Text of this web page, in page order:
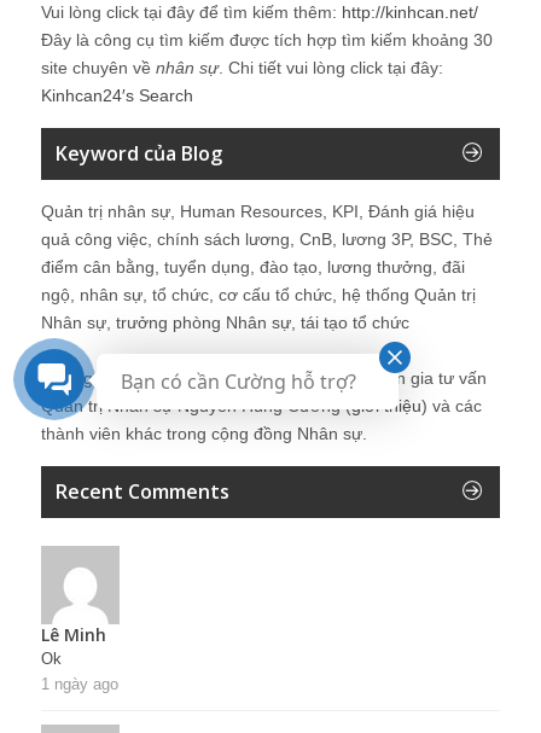
Vui lòng click tại đây để tìm kiếm thêm: http://kinhcan.net/
Đây là công cụ tìm kiếm được tích hợp tìm kiếm khoảng 30
site chuyên về nhân sự. Chi tiết vui lòng click tại đây:
Kinhcan24′s Search
Keyword của Blog
Quản trị nhân sự, Human Resources, KPI, Đánh giá hiệu
quả công việc, chính sách lương, CnB, lương 3P, BSC, Thẻ
điểm cân bằng, tuyển dụng, đào tạo, lương thưởng, đãi
ngộ, nhân sự, tổ chức, cơ cấu tổ chức, hệ thống Quản trị
Nhân sự, trưởng phòng Nhân sự, tái tạo tổ chức
Những bài viết tại blog được chia sẻ bởi chuyên gia tư vấn
Quản trị Nhân sự Nguyễn Hùng Cường (giới thiệu) và các
thành viên khác trong cộng đồng Nhân sự.
Recent Comments
Lê Minh
Ok
1 ngày ago
Bạn có cần Cường hỗ trợ?